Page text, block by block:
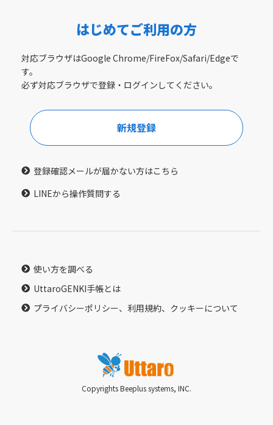
はじめてご利用の方
対応ブラウザはGoogle Chrome/FireFox/Safari/Edgeで
す。
必ず対応ブラウザで登録・ログインしてください。
新規登録
登録確認メールが届かない方はこちら
LINEから操作質問する
使い方を調べる
UttaroGENKI手帳とは
プライバシーポリシー、利用規約、クッキーについて
Copyrights Beeplus systems, INC.